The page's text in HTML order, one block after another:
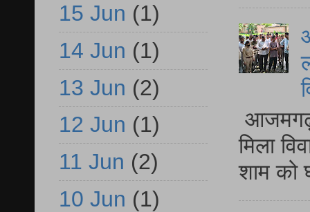
आजमगढ़
मिला
शाम को
15 Jun (1)
14 Jun (1)
13 Jun (2)
12 Jun (1)
11 Jun (2)
10 Jun (1)